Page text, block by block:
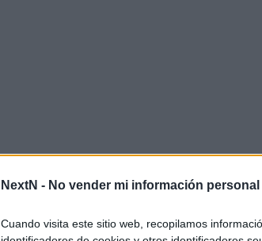
NextN - No vender mi información personal
Cuando visita este sitio web, recopilamos